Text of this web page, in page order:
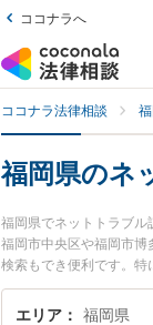
ココナラへ
ココナラ法律相談
福岡県のネ
福岡県でネットトラブ
福岡市中央区や福岡市博
検索もでき便利です。特
や弁護士費用、強みな
訴訟・損害賠償請求の
エリア 福岡県